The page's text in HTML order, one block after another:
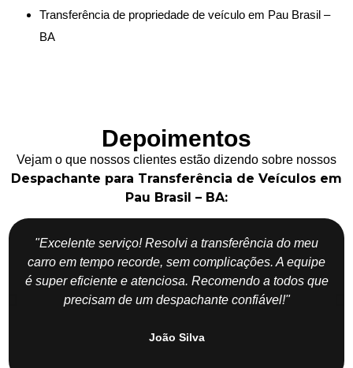
Transferência de propriedade de veículo em Pau Brasil –
BA
Depoimentos
Vejam o que nossos clientes estão dizendo sobre nossos
Despachante para Transferência de Veículos em
Pau Brasil – BA:
"Excelente serviço! Resolvi a transferência do meu
carro em tempo recorde, sem complicações. A equipe
é super eficiente e atenciosa. Recomendo a todos que
precisam de um despachante confiável!"
João Silva